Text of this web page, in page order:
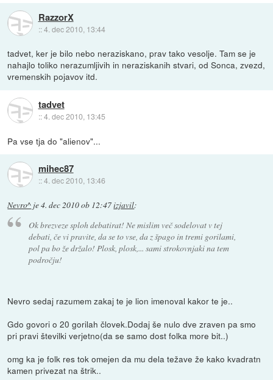
RazzorX
::4. dec 2010, 13:44
tadvet, ker je bilo nebo neraziskano, prav tako vesolje. Tam se je
nahajlo toliko nerazumljivih in neraziskanih stvari, od Sonca, zvezd,
vremenskih pojavov itd.
tadvet
::4. dec 2010, 13:45
Pa vse tja do "alienov"...
mihec87
::4. dec 2010, 13:46
Nevro^ je4. dec 2010 ob 12:47izjavil:
Ok brezveze sploh debatirat! Ne mislim več sodelovat v tej
debati, če vi pravite, da se to vse, da z špago in tremi gorilami,
pol pa bo že držalo! Plosk, plosk,... sami strokovnjaki na tem
področju!
Nevro sedaj razumem zakaj te je lion imenoval kakor te je..
Gdo govori o 20 gorilah človek.Dodaj še nulo dve zraven pa smo
pri pravi številki verjetno(da se samo dost folka more bit..)
omg ka je folk res tok omejen da mu dela težave že kako kvadratn
kamen privezat na štrik..